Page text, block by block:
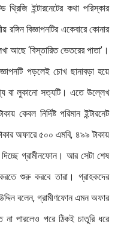
ইন্টারনেটের কথা পরিস্কার
বিজ্ঞাপনটির একেবারে কোনার
আছে ‘বিস্তারিত ভেতরের পাতা’।
পড়লেই চোখ ছানাবড়া হয়ে
বা লুকানো সত্যটি। এতে উল্লেখ
কেবল নির্দিষ্ট পরিমান ইন্টারনেট
অফারে ৫০০ এমবি, ৪৯৯ টাকায়
গ্রামীনফোন। আর সেটা শেষ
শুরু করবে তারা। গ্রাহকদের
বলেন, গ্রামীণফোন এমন অফার
পারলেও পরে ঠিকই চাতুরি ধরে